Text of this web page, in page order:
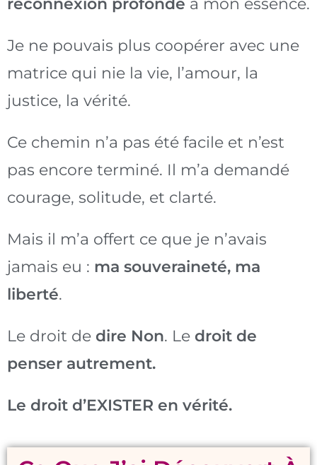
reconnexion profonde à mon essence.
Je ne pouvais plus coopérer avec une
matrice qui nie la vie, l’amour, la
justice, la vérité.
Ce chemin n’a pas été facile et n’est
pas encore terminé. Il m’a demandé
courage, solitude, et clarté.
Mais il m’a offert ce que je n’avais
jamais eu : ma souveraineté, ma
liberté.
Le droit de dire Non. Le droit de
penser autrement.
Le droit d’EXISTER en vérité.